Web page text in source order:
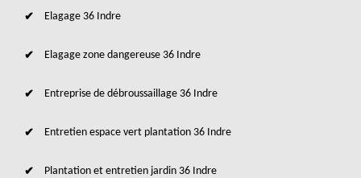
Elagage 36 Indre
Elagage zone dangereuse 36 Indre
Entreprise de débroussaillage 36 Indre
Entretien espace vert plantation 36 Indre
Plantation et entretien jardin 36 Indre